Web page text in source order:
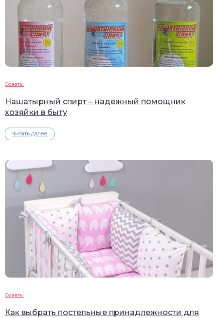
Советы
Нашатырный спирт – надежный помощник
хозяйки в быту
Читать далее
Советы
Как выбрать постельные принадлежности для